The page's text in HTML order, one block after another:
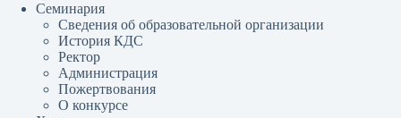
Семинария
Сведения об образовательной организации
История КДС
Ректор
Администрация
Пожертвования
О конкурсе